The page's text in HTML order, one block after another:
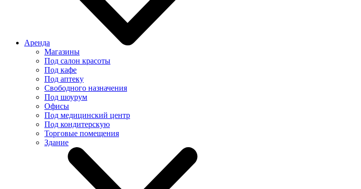
Аренда
Магазины
Под салон красоты
Под кафе
Под аптеку
Свободного назначения
Под шоурум
Офисы
Под медицинский центр
Под кондитерскую
Торговые помещения
Здание